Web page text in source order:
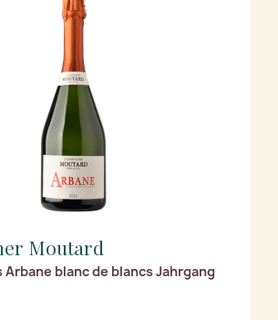
Moutard
blanc de blancs Jahrgang